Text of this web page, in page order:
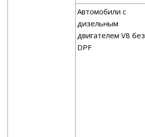
Автомобили с
дизельным
двигателем V8 без
DPF